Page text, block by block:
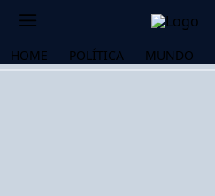
HOME POLÍTICA MUNDO